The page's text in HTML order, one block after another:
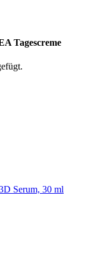
Tagescreme
Serum, 30 ml